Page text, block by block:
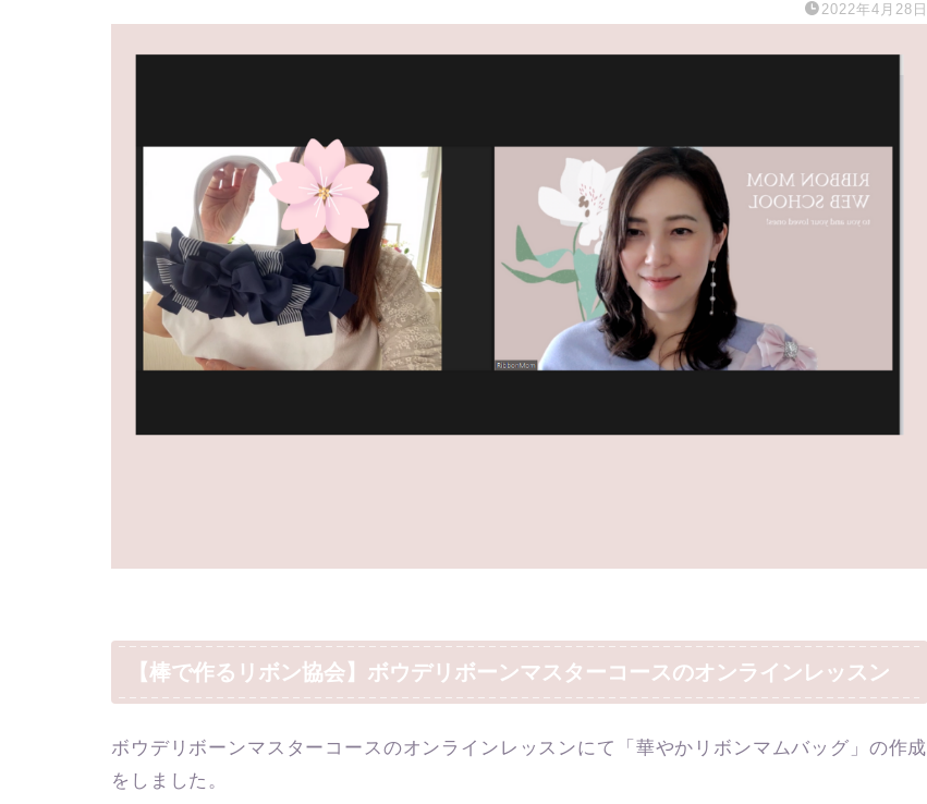
2022年4月28日
【棒で作るリボン協会】ボウデリボーンマスターコースのオンラインレッスン
ボウデリボーンマスターコースのオンラインレッスンにて「華やかリボンマムバッグ」の作成
をしました。